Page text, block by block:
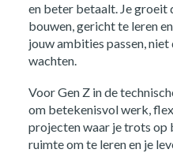
en beter betaalt. Je groeit
bouwen, gericht te leren
jouw ambities passen,
wachten.
Voor Gen Z in de
om betekenisvol werk,
projecten waar je trots op
ruimte om te leren en je